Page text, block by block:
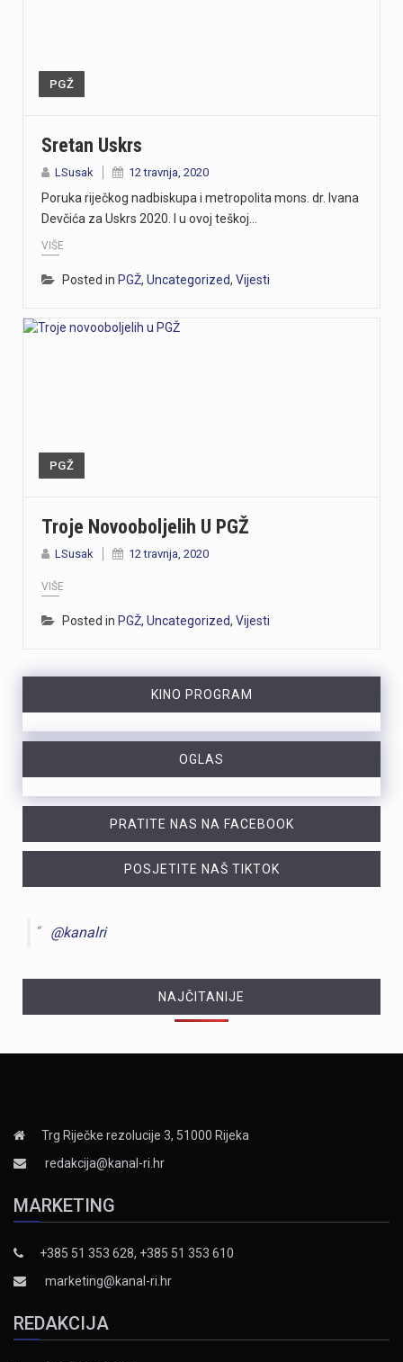
PGŽ
Sretan Uskrs
LSusak 12 travnja, 2020
Poruka riječkog nadbiskupa i metropolita mons. dr. Ivana
Devčića za Uskrs 2020. I u ovoj teškoj…
VIŠE
Posted in PGŽ, Uncategorized, Vijesti
PGŽ
Troje Novooboljelih U PGŽ
LSusak 12 travnja, 2020
VIŠE
Posted in PGŽ, Uncategorized, Vijesti
KINO PROGRAM
OGLAS
PRATITE NAS NA FACEBOOK
POSJETITE NAŠ TIKTOK
@kanalri
NAJČITANIJE
Trg Riječke rezolucije 3, 51000 Rijeka
redakcija@kanal-ri.hr
MARKETING
+385 51 353 628, +385 51 353 610
marketing@kanal-ri.hr
REDAKCIJA